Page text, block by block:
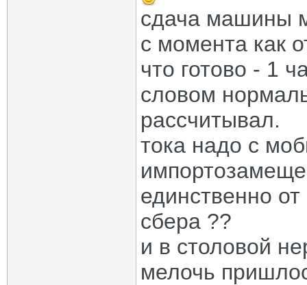
сдача машины
с момента как
что готово - 1
словом
рассчитывал.
тока надо с
единственно
сбера ??
и в столовой
мелочь